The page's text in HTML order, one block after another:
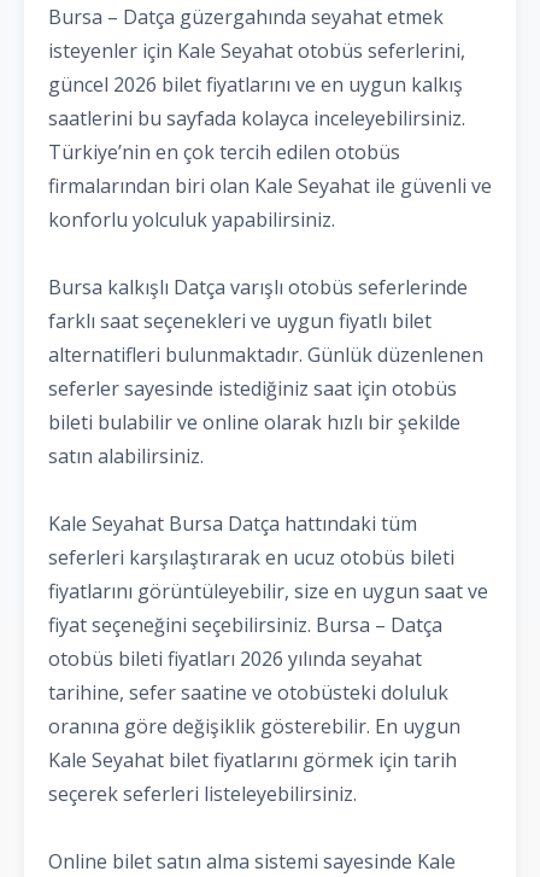
Bursa – Datça güzergahında seyahat etmek
isteyenler için Kale Seyahat otobüs seferlerini,
güncel 2026 bilet fiyatlarını ve en uygun kalkış
saatlerini bu sayfada kolayca inceleyebilirsiniz.
Türkiye’nin en çok tercih edilen otobüs
firmalarından biri olan Kale Seyahat ile güvenli ve
konforlu yolculuk yapabilirsiniz.
Bursa kalkışlı Datça varışlı otobüs seferlerinde
farklı saat seçenekleri ve uygun fiyatlı bilet
alternatifleri bulunmaktadır. Günlük düzenlenen
seferler sayesinde istediğiniz saat için otobüs
bileti bulabilir ve online olarak hızlı bir şekilde
satın alabilirsiniz.
Kale Seyahat Bursa Datça hattındaki tüm
seferleri karşılaştırarak en ucuz otobüs bileti
fiyatlarını görüntüleyebilir, size en uygun saat ve
fiyat seçeneğini seçebilirsiniz. Bursa – Datça
otobüs bileti fiyatları 2026 yılında seyahat
tarihine, sefer saatine ve otobüsteki doluluk
oranına göre değişiklik gösterebilir. En uygun
Kale Seyahat bilet fiyatlarını görmek için tarih
seçerek seferleri listeleyebilirsiniz.
Online bilet satın alma sistemi sayesinde Kale